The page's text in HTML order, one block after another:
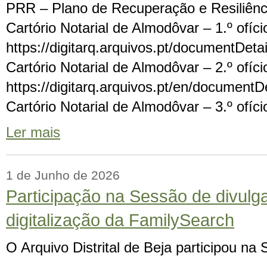
PRR – Plano de Recuperação e
Cartório Notarial de Almodôvar – 1.º
https://digitarq.arquivos.pt/
Cartório Notarial de Almodôvar – 2.º
https://digitarq.arquivos.pt/en/
Cartório Notarial de Almodôvar – 3.º
Ler mais
1 de Junho de 2026
Participação na Sessão de
digitalização da FamilySearch
O Arquivo Distrital de Beja participou na